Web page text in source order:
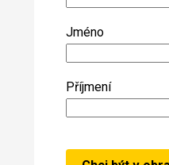
Jméno
Příjmení